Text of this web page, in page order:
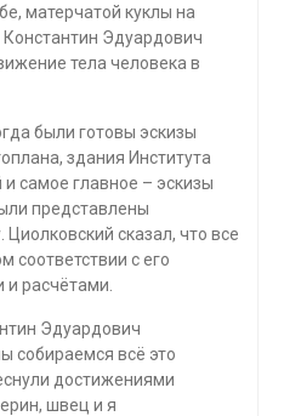
матерчатой куклы на
Эдуардович
тела человека в
были готовы эскизы
здания Института
самое главное – эскизы
представлены
сказал, что все
соответствии с его
расчётами.
Эдуардович
собираемся всё это
достижениями
швец и я